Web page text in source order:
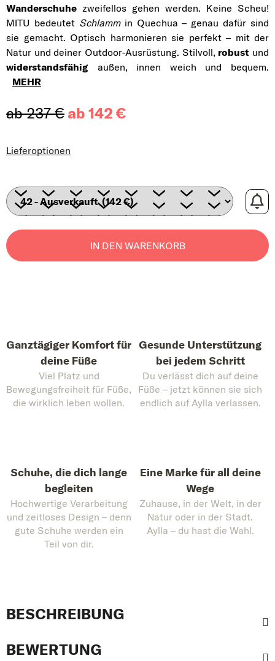
Wanderschuhe zweifellos gehen werden. Keine Scheu!
MITU bedeutet Schlammin Quechua – genau dafür sind
sie gemacht. Optisch harmonieren sie perfekt – mit der
Natur und deiner Outdoor-Ausrüstung. Stilvoll, robust und
widerstandsfähig außen, innen weich und bequem.
MEHR
ab 237 € ab 142 €
Lieferoptionen
IN DEN WARENKORB
Ganztägiger Komfort für
deine Füße
Viel Platz und
Bewegungsfreiheit für Füße,
die wirklich leben wollen.
Gesunde Unterstützung
bei jedem Schritt
Du verlässt dich auf deine
Füße – jetzt können sie sich
endlich auf Aylla verlassen.
Schuhe, die dich lange
begleiten
Hochwertige Verarbeitung
und zeitloses Design – denn
gute Schuhe werden ein
Teil von dir.
Eine Marke für all deine
Wege
Zuhause, in der Welt, in der
Natur oder in der Stadt.
Aylla – du hast die Wahl.
BESCHREIBUNG
BEWERTUNG